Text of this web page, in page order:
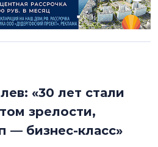
«30 лет стали
зрелости,
— бизнес-класс»